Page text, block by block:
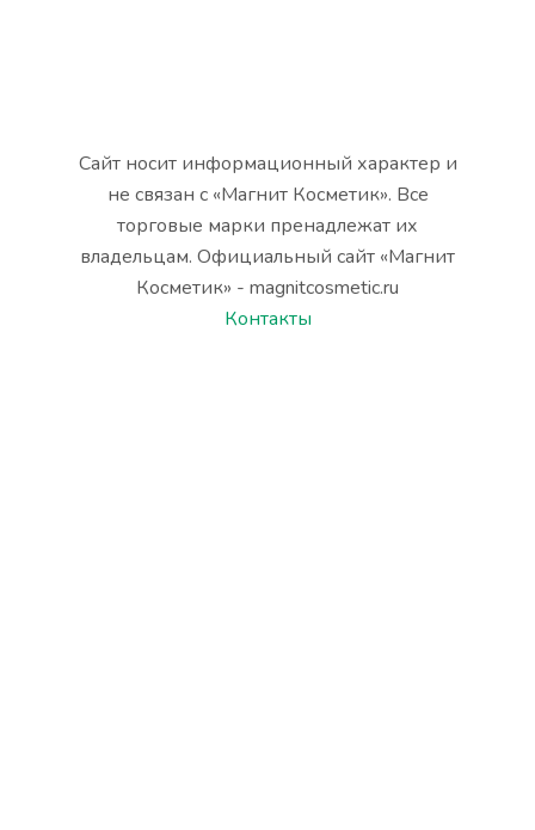
Сайт носит информационный характер и
не связан с «Магнит Косметик». Все
торговые марки пренадлежат их
владельцам. Официальный сайт «Магнит
Косметик» - magnitcosmetic.ru
Контакты